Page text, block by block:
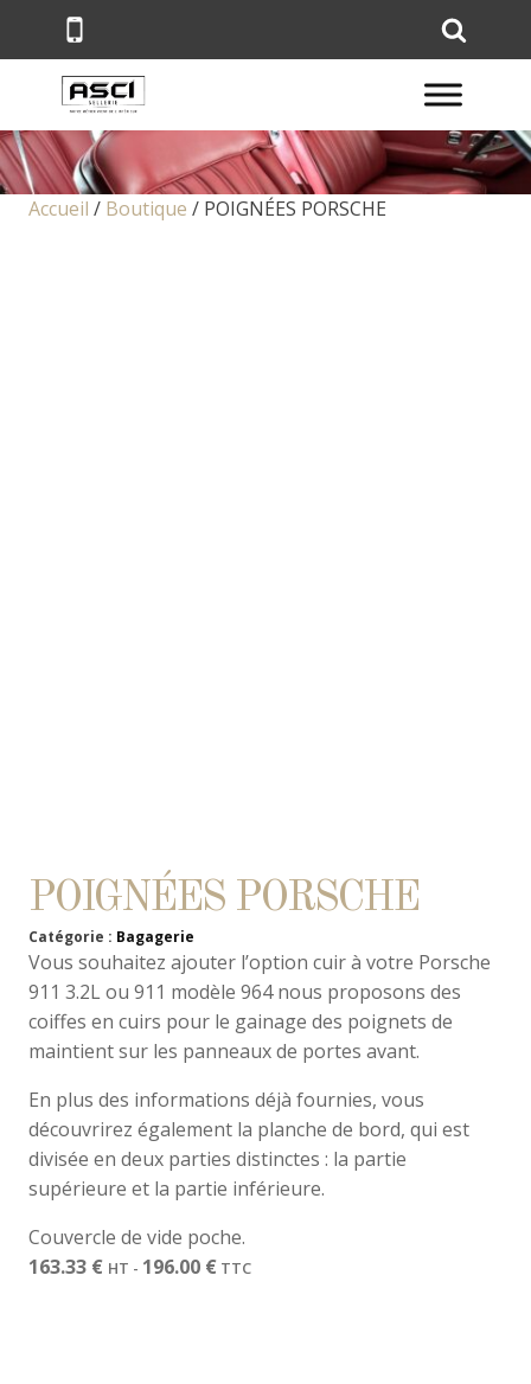
Accueil / Boutique / POIGNÉES PORSCHE
POIGNÉES PORSCHE
Catégorie : Bagagerie
Vous souhaitez ajouter l’option cuir à votre Porsche
911 3.2L ou 911 modèle 964 nous proposons des
coiffes en cuirs pour le gainage des poignets de
maintient sur les panneaux de portes avant.
En plus des informations déjà fournies, vous
découvrirez également la planche de bord, qui est
divisée en deux parties distinctes : la partie
supérieure et la partie inférieure.
Couvercle de vide poche.
163.33 € HT - 196.00 € TTC